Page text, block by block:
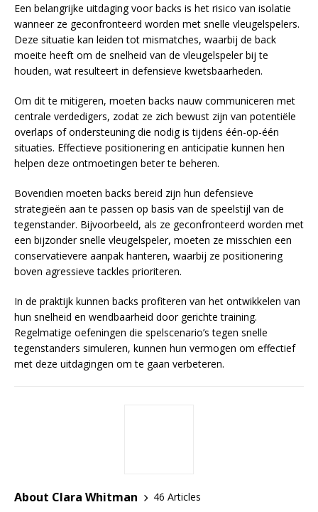
Een belangrijke uitdaging voor backs is het risico van isolatie
wanneer ze geconfronteerd worden met snelle vleugelspelers.
Deze situatie kan leiden tot mismatches, waarbij de back
moeite heeft om de snelheid van de vleugelspeler bij te
houden, wat resulteert in defensieve kwetsbaarheden.
Om dit te mitigeren, moeten backs nauw communiceren met
centrale verdedigers, zodat ze zich bewust zijn van potentiële
overlaps of ondersteuning die nodig is tijdens één-op-één
situaties. Effectieve positionering en anticipatie kunnen hen
helpen deze ontmoetingen beter te beheren.
Bovendien moeten backs bereid zijn hun defensieve
strategieën aan te passen op basis van de speelstijl van de
tegenstander. Bijvoorbeeld, als ze geconfronteerd worden met
een bijzonder snelle vleugelspeler, moeten ze misschien een
conservatievere aanpak hanteren, waarbij ze positionering
boven agressieve tackles prioriteren.
In de praktijk kunnen backs profiteren van het ontwikkelen van
hun snelheid en wendbaarheid door gerichte training.
Regelmatige oefeningen die spelscenario’s tegen snelle
tegenstanders simuleren, kunnen hun vermogen om effectief
met deze uitdagingen om te gaan verbeteren.
About Clara Whitman
46 Articles